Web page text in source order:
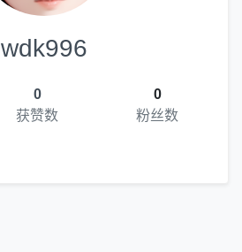
wdk996
0
获赞数
0
粉丝数